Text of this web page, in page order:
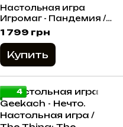
Настольная игра
Игромаг - Пандемия /
Pandemic (Укр)
1 799 грн
Купить
4